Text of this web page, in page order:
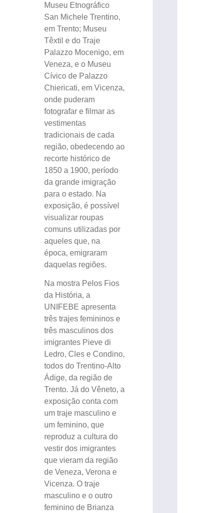
Museu Etnográfico
San Michele Trentino,
em Trento; Museu
Têxtil e do Traje
Palazzo Mocenigo, em
Veneza, e o Museu
Cívico de Palazzo
Chiericati, em Vicenza,
onde puderam
fotografar e filmar as
vestimentas
tradicionais de cada
região, obedecendo ao
recorte histórico de
1850 a 1900, período
da grande imigração
para o estado. Na
exposição, é possível
visualizar roupas
comuns utilizadas por
aqueles que, na
época, emigraram
daquelas regiões.
Na mostra Pelos Fios
da História, a
UNIFEBE apresenta
três trajes femininos e
três masculinos dos
imigrantes Pieve di
Ledro, Cles e Condino,
todos do Trentino-Alto
Ádige, da região de
Trento. Já do Vêneto, a
exposição conta com
um traje masculino e
um feminino, que
reproduz a cultura do
vestir dos imigrantes
que vieram da região
de Veneza, Verona e
Vicenza. O traje
masculino e o outro
feminino de Brianza